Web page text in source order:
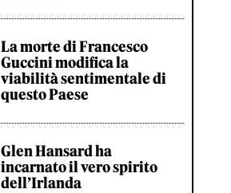
La morte di Francesco
Guccini modifica la
viabilità sentimentale di
questo Paese
Glen Hansard ha
incarnato il vero spirito
dell’Irlanda